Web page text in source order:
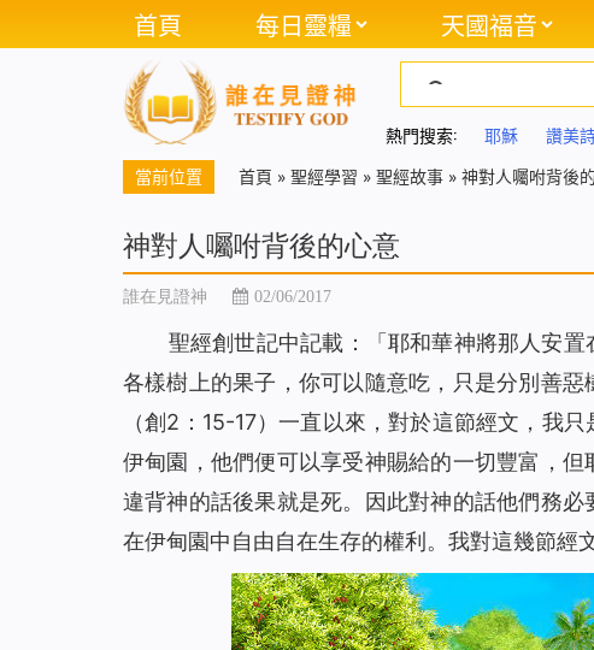
首頁 每日靈糧 天國福音
熱門搜索: 耶穌 讚美
當前位置 首頁 » 聖經學習 » 聖經故事 » 神對人囑咐背後
神對人囑咐背後的心意
誰在見證神 02/06/2017
聖經創世記中記載：「耶和華神將那人安
各樣樹上的果子，你可以隨意吃，只是分別善惡
（創2：15-17）一直以來，對於這節經文，我
伊甸園，他們便可以享受神賜給的一切豐富，
違背神的話後果就是死。因此對神的話他們務
在伊甸園中自由自在生存的權利。我對這幾節經